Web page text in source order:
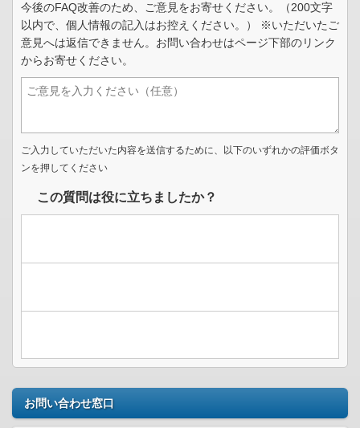
今後のFAQ改善のため、ご意見をお寄せください。（200文字
以内で、個人情報の記入はお控えください。） ※いただいたご
意見へは返信できません。お問い合わせはページ下部のリンク
からお寄せください。
ご入力していただいた内容を送信するために、以下のいずれかの評価ボタ
ンを押してください
この質問は役に立ちましたか？
お問い合わせ窓口